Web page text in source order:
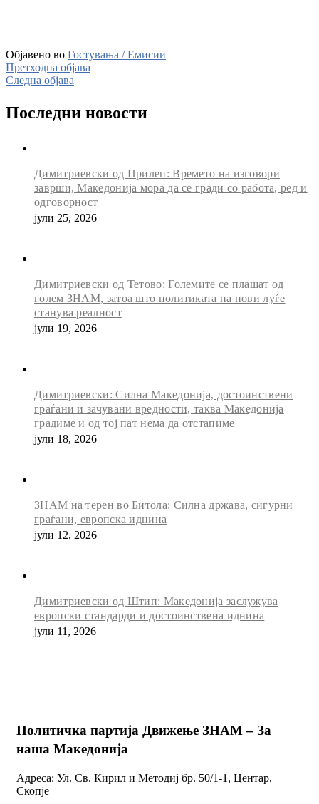
Објавено во Гостувања / Емисии
Претходна објава
Следна објава
Последни новости
Димитриевски од Прилеп: Времето на изговори
заврши, Македонија мора да се гради со работа, ред и
одговорност
јули 25, 2026
Димитриевски од Тетово: Големите се плашат од
голем ЗНАМ, затоа што политиката на нови луѓе
станува реалност
јули 19, 2026
Димитриевски: Силна Македонија, достоинствени
граѓани и зачувани вредности, таква Македонија
градиме и од тој пат нема да отстапиме
јули 18, 2026
ЗНАМ на терен во Битола: Силна држава, сигурни
граѓани, европска иднина
јули 12, 2026
Димитриевски од Штип: Македонија заслужува
европски стандарди и достоинствена иднина
јули 11, 2026
Политичка партија Движење ЗНАМ – За
наша Македонија
Адреса: Ул. Св. Кирил и Методиј бр. 50/1-1, Центар,
Скопје